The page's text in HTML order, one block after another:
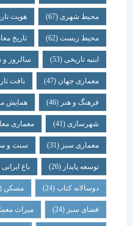
محیط شهری(67) هویت تاریخی(67)
محیط زیست(62) تاریخ معاصر(60)
ابنیه تاریخی(53) سالروز و
معماری جهان (47) بافت تاریخی(47)
فرهنگ و هنر(46) همایش معماری (46)
شهرسازی(41) معماری معاصر(40)
معماری سبز(31) سنت و مدرنیته(30)
توسعه پایدار(26) باغ ایرانی(26)
دوسالانه کتاب(24) مسکن (24)
فضای سبز(24) میراث معماری (23)